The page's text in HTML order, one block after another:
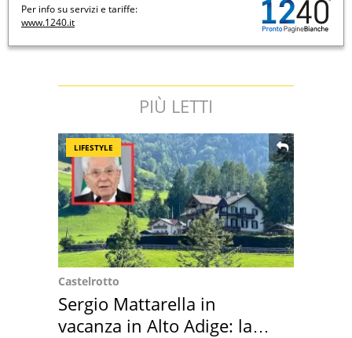
Per info su servizi e tariffe:
www.1240.it
PIÙ LETTI
LIFESTYLE
Castelrotto
Sergio Mattarella in
vacanza in Alto Adige: la